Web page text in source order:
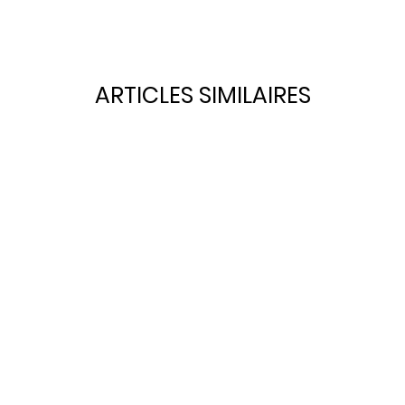
ARTICLES SIMILAIRES